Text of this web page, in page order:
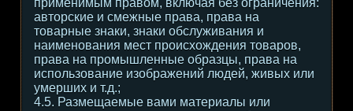
применимым правом, включая без ограничения:
авторские и смежные права, права на
товарные знаки, знаки обслуживания и
наименования мест происхождения товаров,
права на промышленные образцы, права на
использование изображений людей, живых или
умерших и т.д.;
4.5. Размещаемые вами материалы или